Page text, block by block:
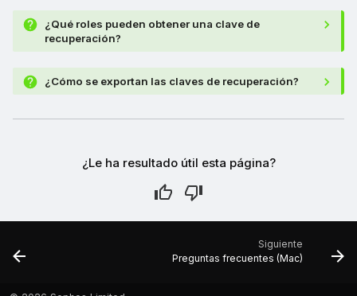
¿Qué roles pueden obtener una clave de
recuperación?
¿Cómo se exportan las claves de recuperación?
¿Le ha resultado útil esta página?
Siguiente
Preguntas frecuentes (Mac)